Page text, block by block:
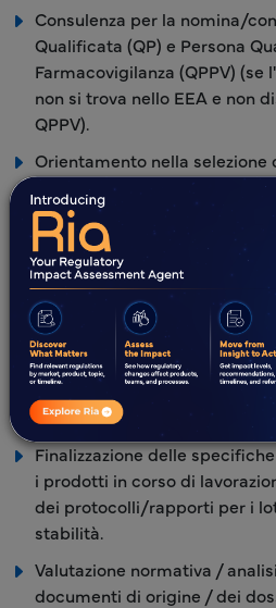
Consulenza per la nomina/
Qualificata (QP) e Persona
Farmacovigilanza (QPPV)
non si trova nello EEA e non
QPPV).
Orientamento nella
dei bio-lotti di prodotti
studio di bioequivalenza.
Fornire supporto nella
dissoluzione/multimedia per
dissoluzione per i prodotti in
medicinali di riferimento.
Supporto alla revisione per i
di sviluppo del prodotto
media).
Finalizzazione delle
i prodotti in corso di
dei protocolli/rapporti per i
stabilità.
Valutazione normativa /
documenti di origine / dei